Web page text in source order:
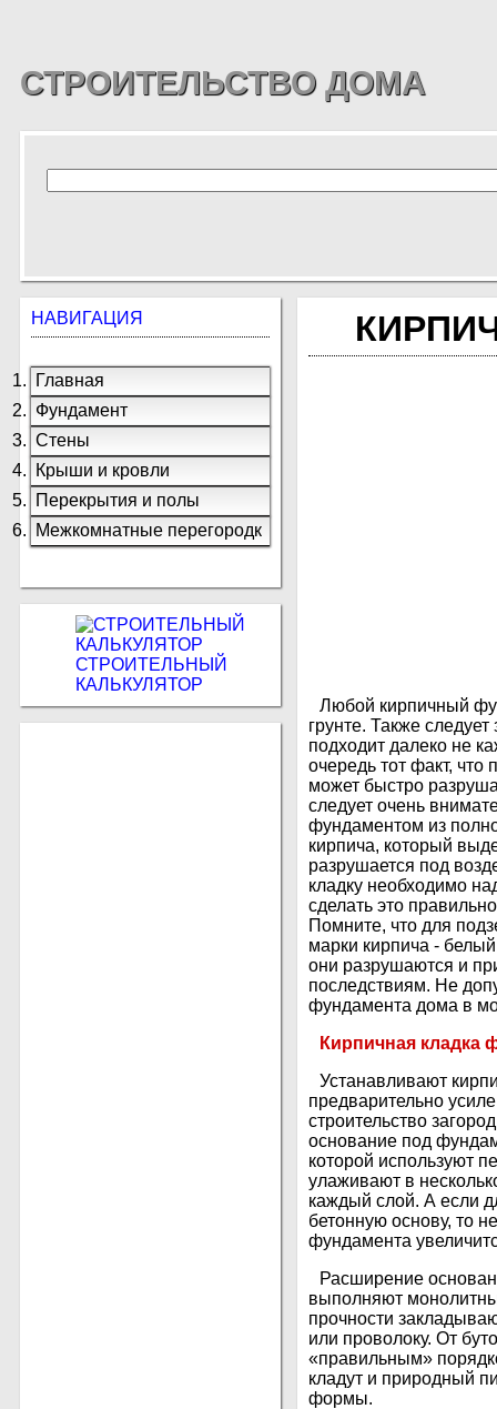
СТРОИТЕЛЬСТВО ДОМА
НАВИГАЦИЯ
Главная
Фундамент
Стены
Крыши и кровли
Перекрытия и полы
Межкомнатные перегородк
СТРОИТЕЛЬНЫЙ
КАЛЬКУЛЯТОР
Любой кирпичный
грунте. Также
подходит далеко не
очередь тот факт, что
может быстро
следует очень
фундаментом из
кирпича, который
разрушается под
кладку необходимо
сделать это
Помните, что для
марки кирпича -
они разрушаются и
последствиям. Не
фундамента дома в
Кирпичная кладка
Устанавливают
предварительно
строительство
основание под
которой используют
улаживают в
каждый слой. А если
бетонную основу, то
фундамента
Расширение
выполняют
прочности
или проволоку. От
«правильным»
кладут и природный
формы.